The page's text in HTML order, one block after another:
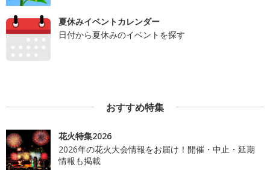
夏休みイベントカレンダー
日付から夏休みのイベントを探す
おすすめ特集
花火特集2026
2026年の花火大会情報をお届け！開催・中止・延期
情報も掲載